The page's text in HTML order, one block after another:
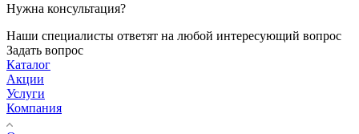
Нужна консультация?
Наши специалисты ответят на любой интересующий вопрос
Задать вопрос
Каталог
Акции
Услуги
Компания